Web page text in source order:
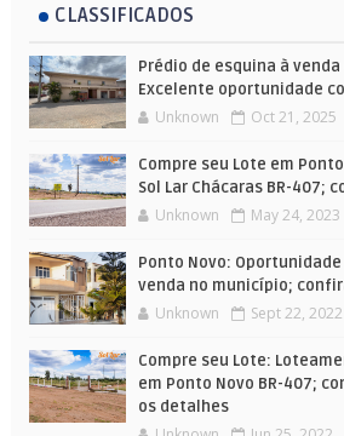
CLASSIFICADOS
Prédio de esquina à
Excelente oportunidade
Unknown Oct 21, 2025
Compre seu Lote em
Sol Lar Chácaras BR-407;
Unknown May 24, 2023
Ponto Novo:
venda no município;
Unknown Sept 22, 2022
Compre seu Lote:
em Ponto Novo BR-407;
os detalhes